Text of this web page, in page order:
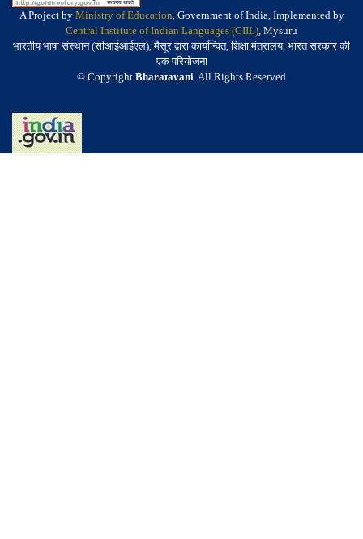
A Project by Ministry of Education, Government of India, Implemented by
Central Institute of Indian Languages (CIIL), Mysuru
भारतीय भाषा संस्थान (सीआईआईएल), मैसूर द्वारा कार्यान्वित, शिक्षा मंत्रालय, भारत सरकार की
एक परियोजना
© Copyright Bharatavani. All Rights Reserved